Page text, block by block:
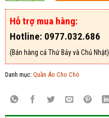
Hỗ trợ mua hàng:
Hotline: 0977.032.686
(Bán hàng cả Thứ Bảy và Chủ Nhật)
Danh mục: Quần Áo Cho Chó